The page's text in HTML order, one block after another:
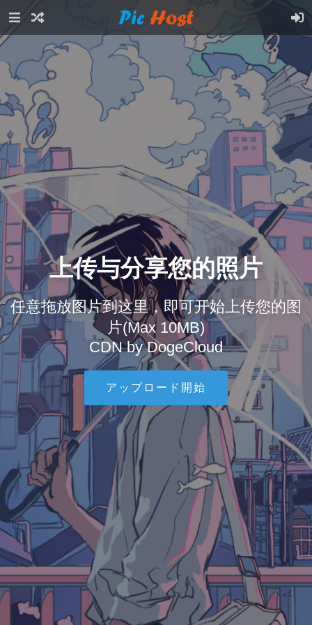
上传与分享您的照片
任意拖放图片到这里，即可开始上传您的图
片(Max 10MB)
CDN by DogeCloud
アップロード開始